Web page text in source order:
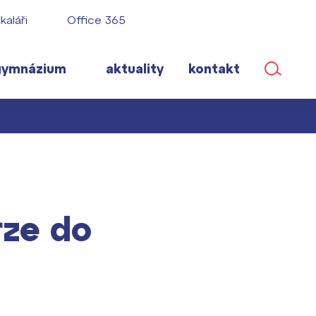
roku
aktuality kontakt
Office 365
do